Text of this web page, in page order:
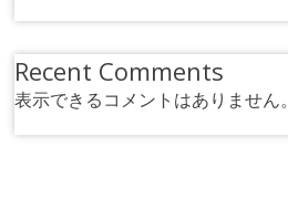
Recent Comments
表示できるコメントはありません。